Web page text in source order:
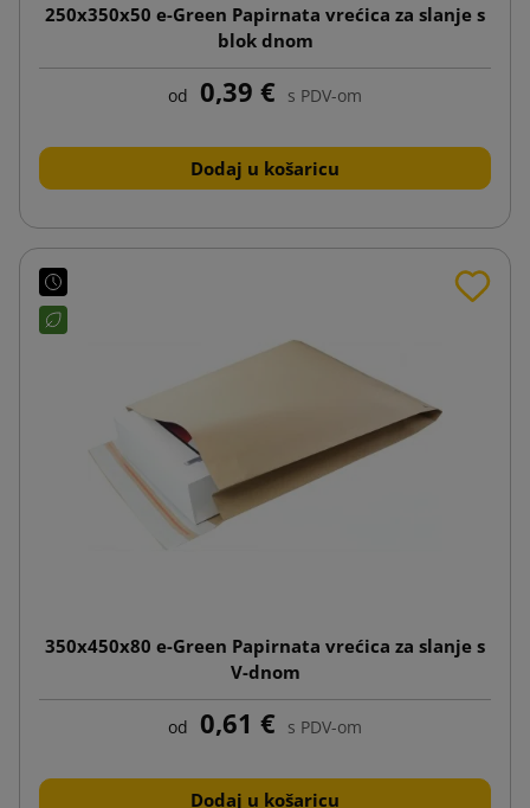
250x350x50 e-Green Papirnata vrećica za slanje s
blok dnom
od 0,39 € s PDV-om
Dodaj u košaricu
350x450x80 e-Green Papirnata vrećica za slanje s
V-dnom
od 0,61 € s PDV-om
Dodaj u košaricu